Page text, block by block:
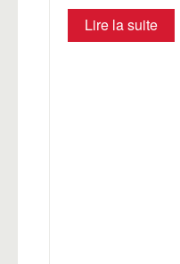
Lire la suite